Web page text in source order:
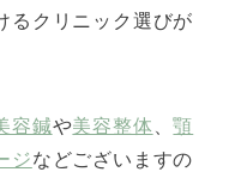
るクリニック選びが
容鍼や美容整体 、顎
ジなどございますの